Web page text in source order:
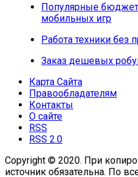
Популярные
мобильных игр
Работа техники без
Заказ дешевых
Карта Сайта
Правообладателям
Контакты
О сайте
RSS
RSS 2.0
Copyright © 2020. При
источник обязательна. По